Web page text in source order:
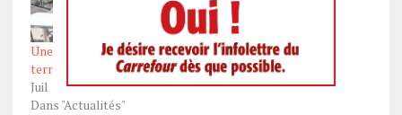
Une nouvelle expérience
terrasse au Diamant
Juil 12, 2021
Dans "Actualités"